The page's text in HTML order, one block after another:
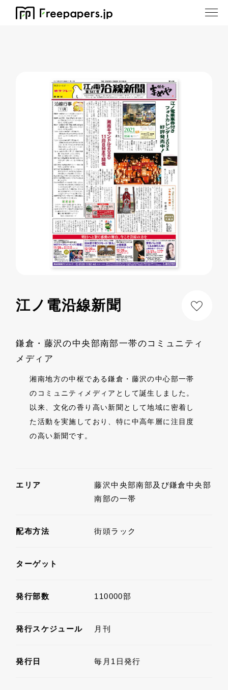
ホーム 江ノ電沿線新聞
江ノ電沿線新聞
鎌倉・藤沢の中央部南部一帯のコミュニティ
メディア
湘南地方の中枢である鎌倉・藤沢の中心部一帯
のコミュニティメディアとして誕生しました。
以来、文化の香り高い新聞として地域に密着し
た活動を実施しており、特に中高年層に注目度
の高い新聞です。
エリア
藤沢中央部南部及び鎌倉中央部
南部の一帯
配布方法 街頭ラック
ターゲット
発行部数 110000部
発行スケジュール 月刊
発行日 毎月1日発行